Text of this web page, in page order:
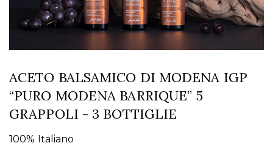
ACETO BALSAMICO DI MODENA IGP
“PURO MODENA BARRIQUE” 5
GRAPPOLI - 3 BOTTIGLIE
100% Italiano